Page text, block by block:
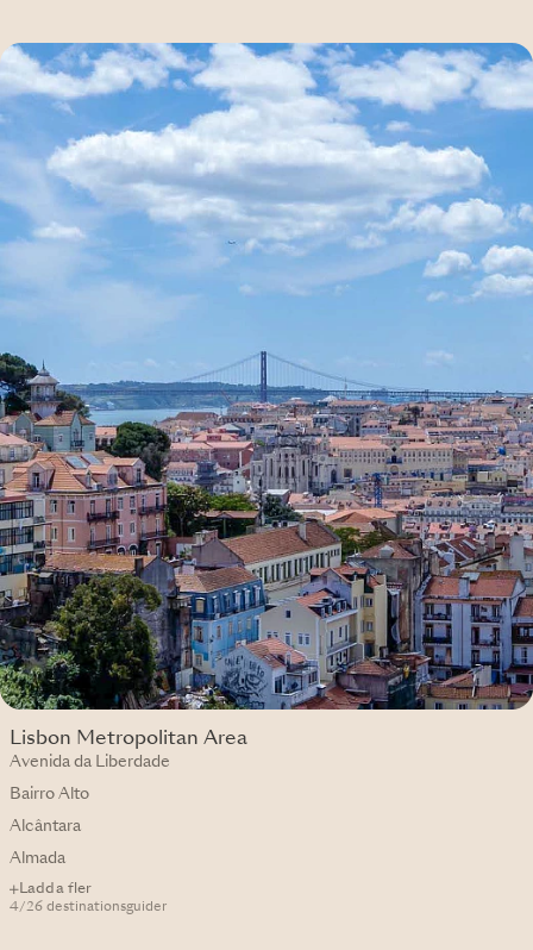
Lisbon Metropolitan Area
Avenida da Liberdade
Bairro Alto
Alcântara
Almada
Ladda fler
4/26 destinationsguider